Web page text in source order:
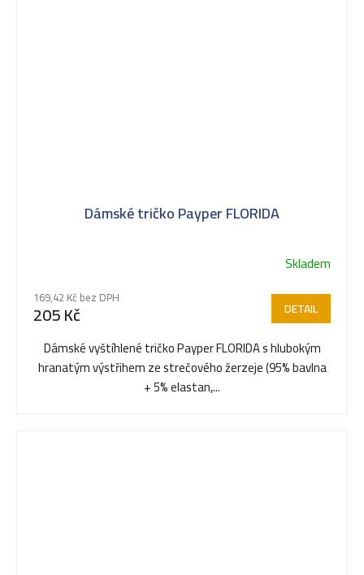
Dámské tričko Payper FLORIDA
Skladem
169,42 Kč bez DPH
205 Kč DETAIL
Dámské vyštíhlené tričko Payper FLORIDA s hlubokým
hranatým výstřihem ze strečového žerzeje (95% bavlna
+ 5% elastan,...